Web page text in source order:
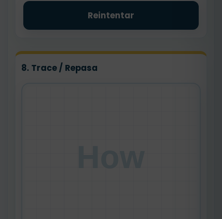
Reintentar
8. Trace / Repasa